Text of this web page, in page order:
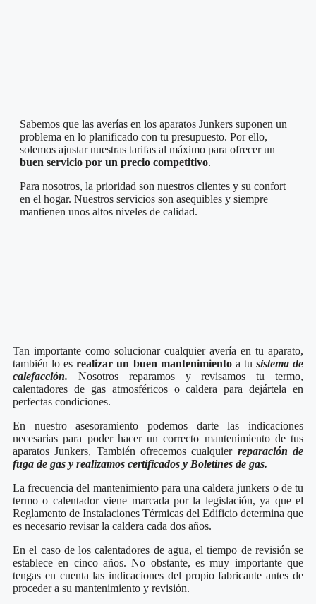
Sabemos que las averías en los aparatos Junkers suponen un
problema en lo planificado con tu presupuesto. Por ello,
solemos ajustar nuestras tarifas al máximo para ofrecer un
buen servicio por un precio competitivo.
Para nosotros, la prioridad son nuestros clientes y su confort
en el hogar. Nuestros servicios son asequibles y siempre
mantienen unos altos niveles de calidad.
Tan importante como solucionar cualquier avería en tu aparato,
también lo esrealizar un buen mantenimientoa tu sistema de
calefacción. Nosotros reparamos y revisamos tu termo,
calentadores de gas atmosféricos o caldera para dejártela en
perfectas condiciones.
En nuestro asesoramiento podemos darte las indicaciones
necesarias para poder hacer un correcto mantenimiento de tus
aparatos Junkers, También ofrecemos cualquier reparación de
fuga de gas y realizamos certificados y Boletines de gas.
La frecuencia del mantenimiento para una caldera junkers o de tu
termo o calentador viene marcada por la legislación, ya que el
Reglamento de Instalaciones Térmicas del Edificio determina que
es necesario revisar la caldera cada dos años.
En el caso de los calentadores de agua, el tiempo de revisión se
establece en cinco años. No obstante, es muy importante que
tengas en cuenta las indicaciones del propio fabricante antes de
proceder a su mantenimiento y revisión.